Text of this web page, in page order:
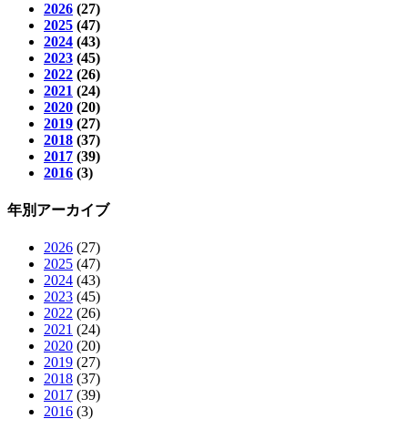
2026 (27)
2025 (47)
2024 (43)
2023 (45)
2022 (26)
2021 (24)
2020 (20)
2019 (27)
2018 (37)
2017 (39)
2016 (3)
年別アーカイブ
2026 (27)
2025 (47)
2024 (43)
2023 (45)
2022 (26)
2021 (24)
2020 (20)
2019 (27)
2018 (37)
2017 (39)
2016 (3)